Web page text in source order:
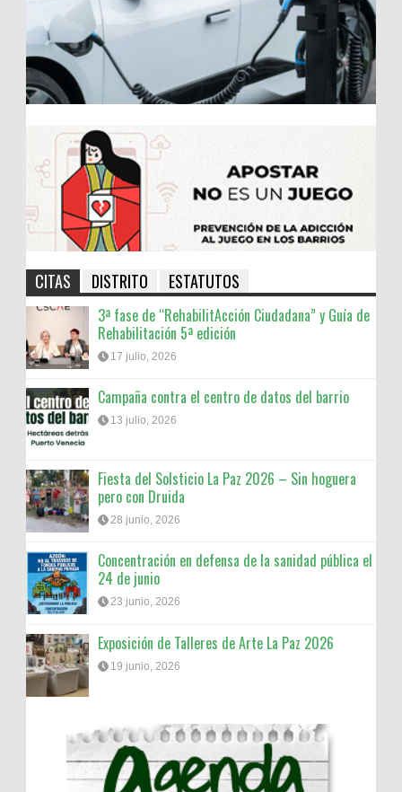
CITAS DISTRITO ESTATUTOS
3ª fase de “RehabilitAcción Ciudadana” y Guía de
Rehabilitación 5ª edición
17 julio, 2026
Campaña contra el centro de datos del barrio
13 julio, 2026
Fiesta del Solsticio La Paz 2026 – Sin hoguera
pero con Druida
28 junio, 2026
Concentración en defensa de la sanidad pública el
24 de junio
23 junio, 2026
Exposición de Talleres de Arte La Paz 2026
19 junio, 2026